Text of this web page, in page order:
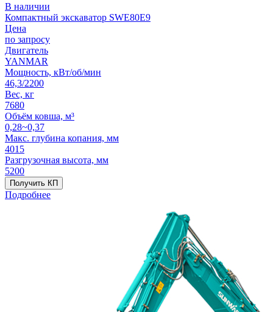
В наличии
Компактный экскаватор SWE80E9
Цена
по запросу
Двигатель
YANMAR
Мощность, кВт/об/мин
46,3/2200
Вес, кг
7680
Объём ковша, м³
0,28~0,37
Макс. глубина копания, мм
4015
Разгрузочная высота, мм
5200
Получить КП
Подробнее